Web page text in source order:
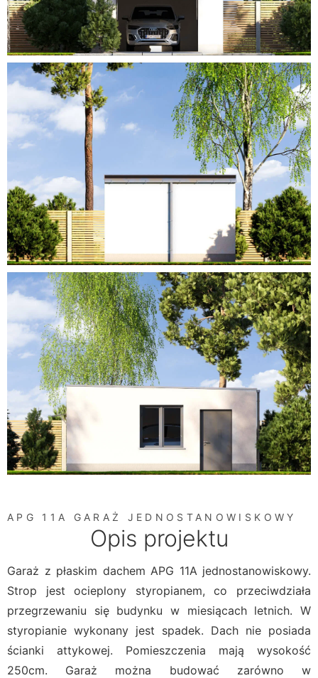
APG 11A GARAŻ JEDNOSTANOWISKOWY
Opis projektu
Garaż z płaskim dachem APG 11A jednostanowiskowy.
Strop jest ocieplony styropianem, co przeciwdziała
przegrzewaniu się budynku w miesiącach letnich. W
styropianie wykonany jest spadek. Dach nie posiada
ścianki attykowej. Pomieszczenia mają wysokość
250cm. Garaż można budować zarówno w